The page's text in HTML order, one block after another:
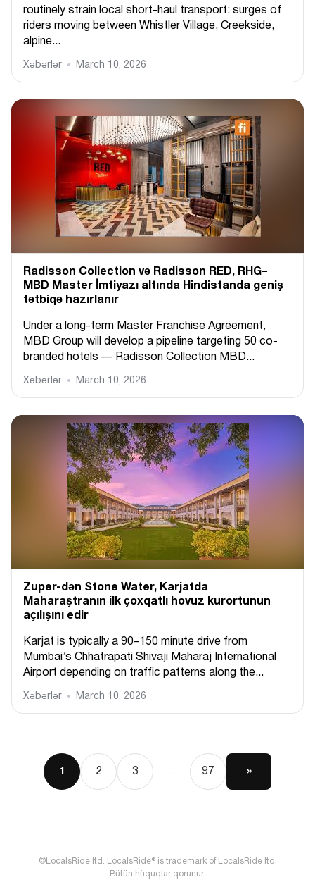
routinely strain local short-haul transport: surges of
riders moving between Whistler Village, Creekside,
alpine...
Xəbərlər March 10, 2026
Radisson Collection və Radisson RED, RHG–
MBD Master İmtiyazı altında Hindistanda geniş
tətbiqə hazırlanır
Under a long-term Master Franchise Agreement,
MBD Group will develop a pipeline targeting 50 co-
branded hotels — Radisson Collection MBD...
Xəbərlər March 10, 2026
Zuper-dən Stone Water, Karjatda
Maharaştranın ilk çoxqatlı hovuz kurortunun
açılışını edir
Karjat is typically a 90–150 minute drive from
Mumbai’s Chhatrapati Shivaji Maharaj International
Airport depending on traffic patterns along the...
Xəbərlər March 10, 2026
1 2 3 … 97 »
©LocalsRide ltd. LocalsRide® is trademark of LocalsRide ltd.
Bütün hüquqlar qorunur.